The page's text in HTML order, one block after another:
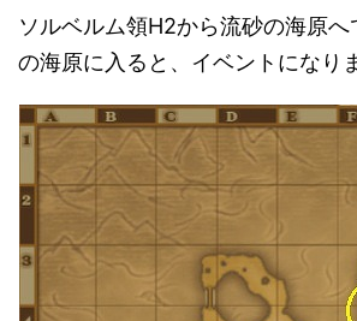
ソルベルム領H2から流砂の海原
の海原に入ると、イベントになり